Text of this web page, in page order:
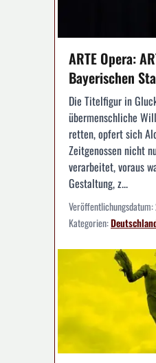
ARTE Opera:
Bayerischen
Die Titelfigur in
übermenschliche
retten, opfert sich
Zeitgenossen nicht
verarbeitet, voraus
Gestaltung, z...
Veröffentlichungsdatum:
Kategorien: